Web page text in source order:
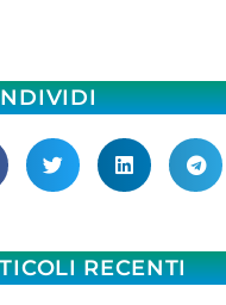
RECENTI